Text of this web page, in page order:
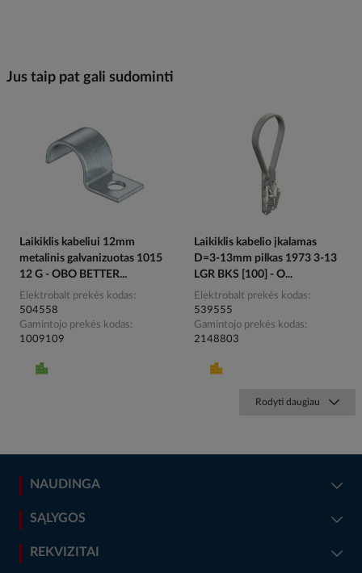
Jus taip pat gali sudominti
Laikiklis kabeliui 12mm
metalinis galvanizuotas 1015
12 G - OBO BETTER...
Elektrobalt prekės kodas
504558
Gamintojo prekės kodas
1009109
Laikiklis kabelio įkalamas
D=3-13mm pilkas 1973 3-13
LGR BKS [100] - O...
Elektrobalt prekės kodas
539555
Gamintojo prekės kodas
2148803
Rodyti daugiau
NAUDINGA
SĄLYGOS
REKVIZITAI